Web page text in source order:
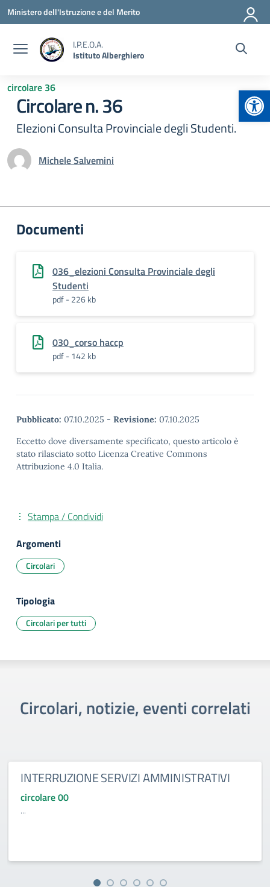
Vai ai contenuti
Vai al menu di navigazione
Vai al footer
Ministero dell'Istruzione e del Merito
I.P.E.O.A.
Istituto Alberghiero
circolare 36
Circolare n. 36
Elezioni Consulta Provinciale degli Studenti.
Michele Salvemini
Documenti
036_elezioni Consulta Provinciale degli
Studenti
pdf - 226 kb
030_corso haccp
pdf - 142 kb
Pubblicato: 07.10.2025 - Revisione: 07.10.2025
Eccetto dove diversamente specificato, questo articolo è
stato rilasciato sotto Licenza Creative Commons
Attribuzione 4.0 Italia.
Stampa / Condividi
Argomenti
Circolari
Tipologia
Circolari per tutti
Circolari, notizie, eventi correlati
INTERRUZIONE SERVIZI AMMINISTRATIVI
circolare 00
...